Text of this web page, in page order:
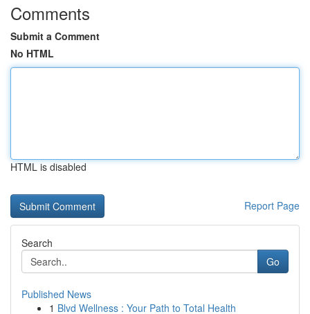
Comments
Submit a Comment
No HTML
HTML is disabled
Report Page
Search
Go
Published News
1 Blvd Wellness : Your Path to Total Health